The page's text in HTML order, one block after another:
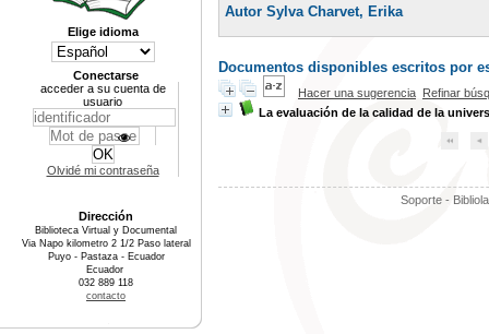
Autor Sylva Charvet, Erika
Documentos disponibles escritos por
Hacer una sugerencia Refinar
La evaluación de la calidad de la
Soporte -
Elige idioma
Conectarse
acceder a su cuenta de
usuario
Olvidé mi contraseña
Dirección
Biblioteca Virtual y Documental
Via Napo kilometro 2 1/2 Paso lateral
Puyo - Pastaza - Ecuador
Ecuador
032 889 118
contacto